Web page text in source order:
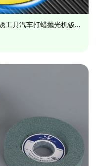
工具汽车打蜡抛光机钣金